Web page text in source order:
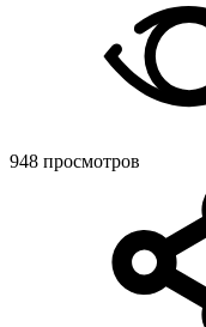
948 просмотров